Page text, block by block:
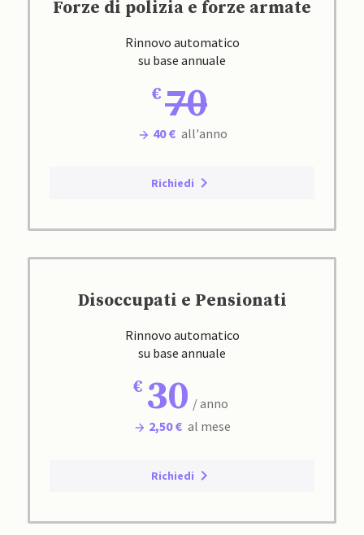
Forze di polizia e forze armate
Rinnovo automatico
su base annuale
70
40 € all'anno
Richiedi
Disoccupati e Pensionati
Rinnovo automatico
su base annuale
30 / anno
2,50 € al mese
Richiedi